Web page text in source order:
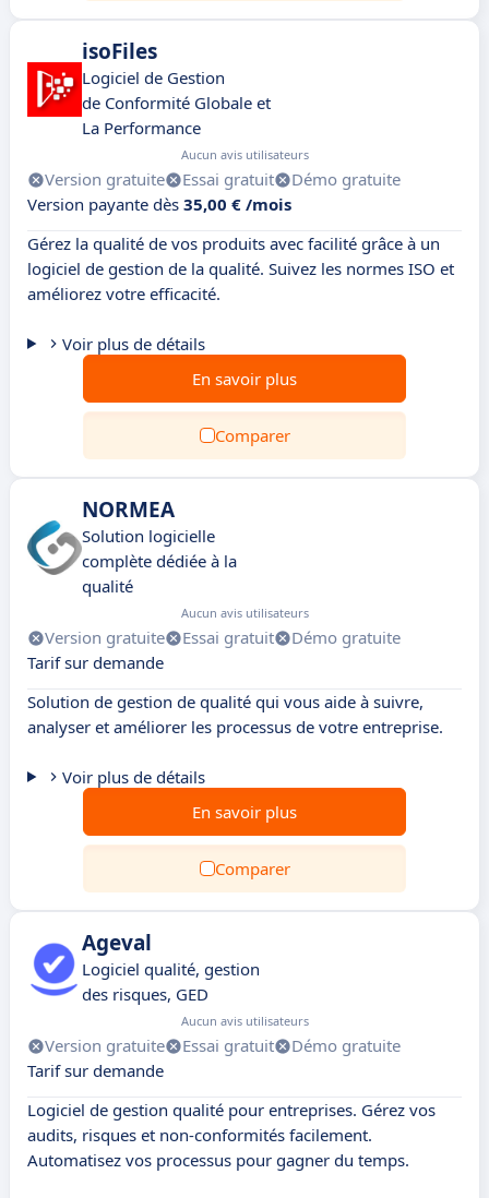
isoFiles
Logiciel de Gestion
de Conformité Globale et
La Performance
Aucun avis utilisateurs
Version gratuite Essai gratuit
Démo gratuite
Version payante dès 35,00 € /mois
Gérez la qualité de vos produits avec facilité grâce à un
logiciel de gestion de la qualité. Suivez les normes ISO et
améliorez votre efficacité.
Voir plus de détails
En savoir plus
Comparer
NORMEA
Solution logicielle
complète dédiée à la
qualité
Aucun avis utilisateurs
Version gratuite Essai gratuit
Démo gratuite
Tarif sur demande
Solution de gestion de qualité qui vous aide à suivre,
analyser et améliorer les processus de votre entreprise.
Voir plus de détails
En savoir plus
Comparer
Ageval
Logiciel qualité, gestion
des risques, GED
Aucun avis utilisateurs
Version gratuite Essai gratuit
Démo gratuite
Tarif sur demande
Logiciel de gestion qualité pour entreprises. Gérez vos
audits, risques et non-conformités facilement.
Automatisez vos processus pour gagner du temps.